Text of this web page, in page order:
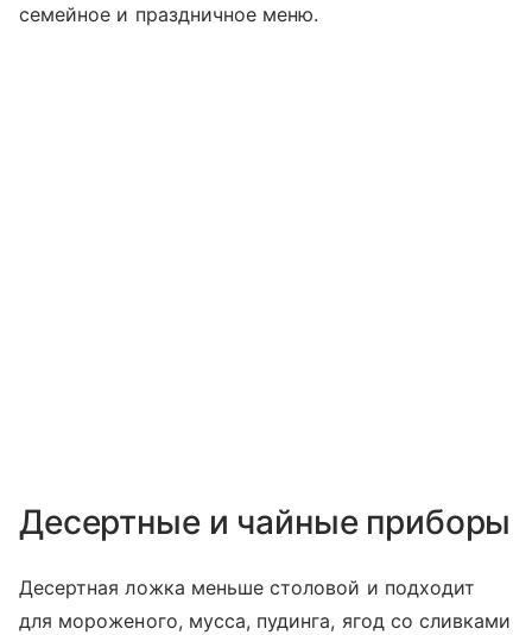
семейное и праздничное меню.
Десертные и чайные приборы
Десертная ложка меньше столовой и подходит
для мороженого, мусса, пудинга, ягод со сливками